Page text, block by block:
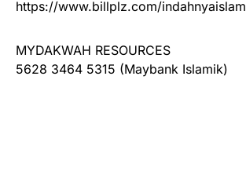
https://www.billplz.com/indahnyaislam
MYDAKWAH RESOURCES
5628 3464 5315 (Maybank Islamik)